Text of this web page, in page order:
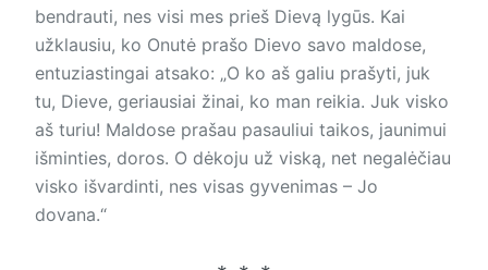
bendrauti, nes visi mes prieš Dievą lygūs. Kai
užklausiu, ko Onutė prašo Dievo savo maldose,
entuziastingai atsako: „O ko aš galiu prašyti, juk
tu, Dieve, geriausiai žinai, ko man reikia. Juk visko
aš turiu! Maldose prašau pasauliui taikos, jaunimui
išminties, doros. O dėkoju už viską, net negalėčiau
visko išvardinti, nes visas gyvenimas – Jo
dovana.“